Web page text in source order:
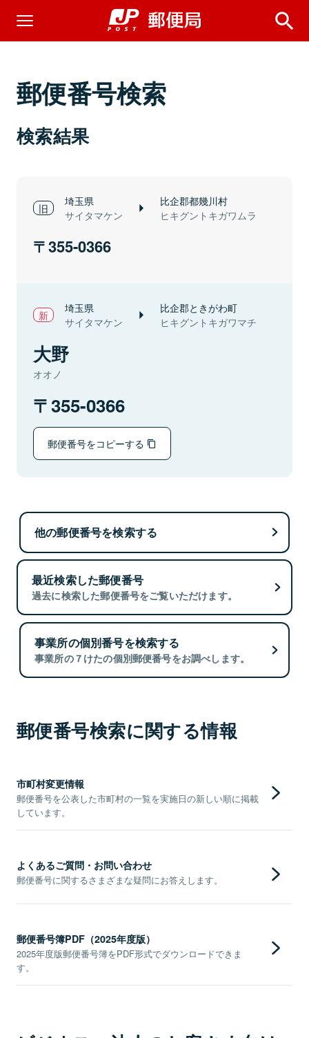
郵便番号検索
検索結果
埼玉県
サイタマケン
比企郡都幾川村
ヒキグントキガワムラ
355-0366
埼玉県
サイタマケン
比企郡ときがわ町
ヒキグントキガワマチ
大野
オオノ
355-0366
郵便番号をコピーする
他の郵便番号を検索する
最近検索した郵便番号
過去に検索した郵便番号をご覧いただけます。
事業所の個別番号を検索する
事業所の７けたの個別郵便番号をお調べします。
郵便番号検索に関する情報
市町村変更情報
郵便番号を公表した市町村の一覧を実施日の新しい順に掲載
しています。
よくあるご質問・お問い合わせ
郵便番号に関するさまざまな疑問にお答えします。
郵便番号簿PDF（2025年度版）
2025年度版郵便番号簿をPDF形式でダウンロードできま
す。